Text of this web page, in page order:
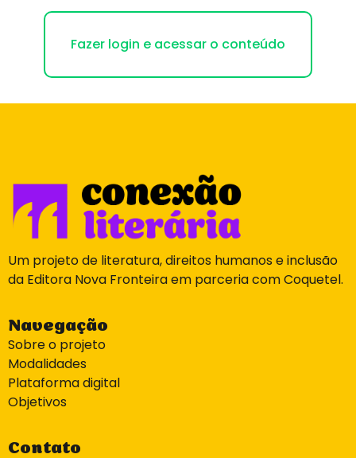
Fazer login e acessar o conteúdo
Um projeto de literatura, direitos humanos e inclusão
da Editora Nova Fronteira em parceria com Coquetel.
Navegação
Sobre o projeto
Modalidades
Plataforma digital
Objetivos
Contato